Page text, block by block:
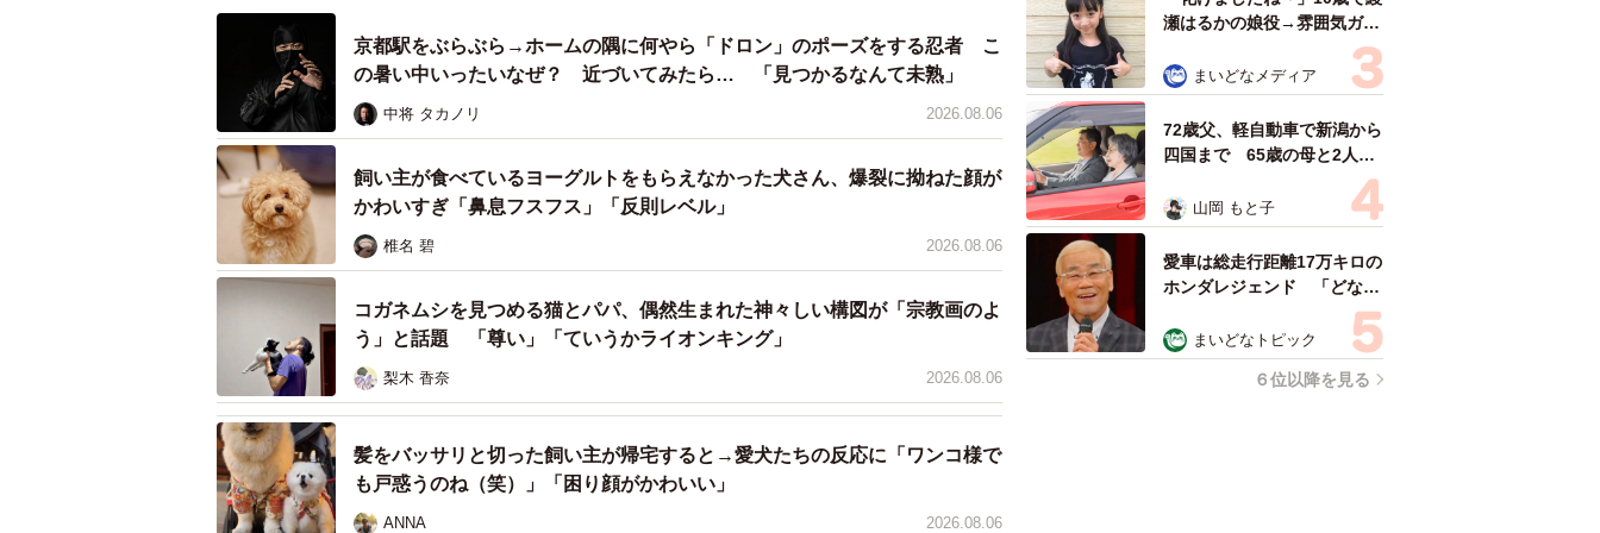
3/4
4年前撮影。大井川鉄道のきかんしゃトーマス号（動画提供：茶農家佐京園13代目 佐京裕一郎さん）
佐京さんは、トーマス号やパーシー号が町を盛り上げてくれているように感じているといい
ます。
京都駅をぶらぶら→ホームの隅に何やら「ドロン」のポーズをする忍者 こ
の暑い中いったいなぜ？ 近づいてみたら… 「見つかるなんて未熟」
中将 タカノリ 2026.08.06
飼い主が食べているヨーグルトをもらえなかった犬さん、爆裂に拗ねた顔が
かわいすぎ「鼻息フスフス」「反則レベル」
椎名 碧 2026.08.06
コガネムシを見つめる猫とパパ、偶然生まれた神々しい構図が「宗教画のよ
う」と話題 「尊い」「ていうかライオンキング」
梨木 香奈 2026.08.06
髪をバッサリと切った飼い主が帰宅すると→愛犬たちの反応に「ワンコ様で
も戸惑うのね（笑）」「困り顔がかわいい」
ANNA 2026.08.06
瀬はるかの娘役→雰囲気ガラ
リの18歳に成長 「メイクで
雰囲気が」「宝塚に入れそ
う」
まいどなメディア
72歳父、軽自動車で新潟から
四国まで 65歳の母と2人で
3泊4日の旅 パーキングの休
憩まで分刻み… 「大学生で
も組まねえよ！」
山岡 もと子
愛車は総走行距離17万キロの
ホンダレジェンド 「どなた
か欲しい方が居たら」 大御
所漫才師が譲渡の意向
まいどなトピック
６位以降を見る